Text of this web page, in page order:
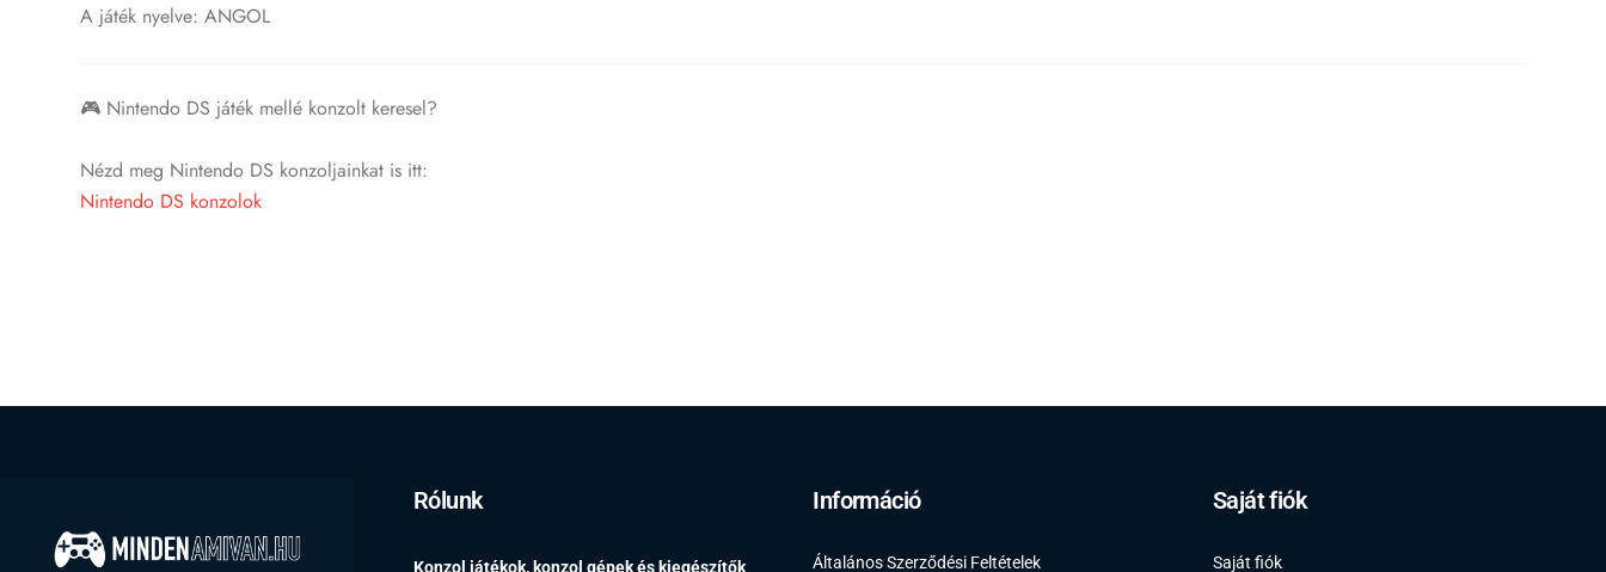
A játék nyelve: ANGOL
🎮 Nintendo DS játék mellé konzolt keresel?
Nézd meg Nintendo DS konzoljainkat is itt:
Nintendo DS konzolok
Rólunk
Konzol játékok, konzol gépek és kiegészítők
Információ
Általános Szerződési Feltételek
Saját fiók
Saját fiók